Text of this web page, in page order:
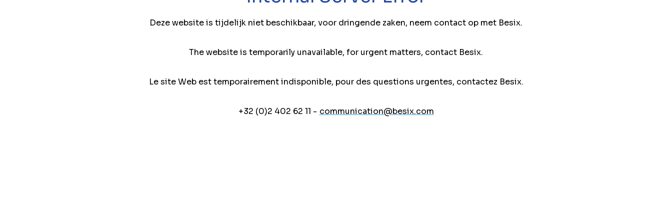
Deze website is tijdelijk niet beschikbaar, voor dringende zaken, neem contact op met Besix.
The website is temporarily unavailable, for urgent matters, contact Besix.
Le site Web est temporairement indisponible, pour des questions urgentes, contactez Besix.
+32 (0)2 402 62 11 - communication@besix.com